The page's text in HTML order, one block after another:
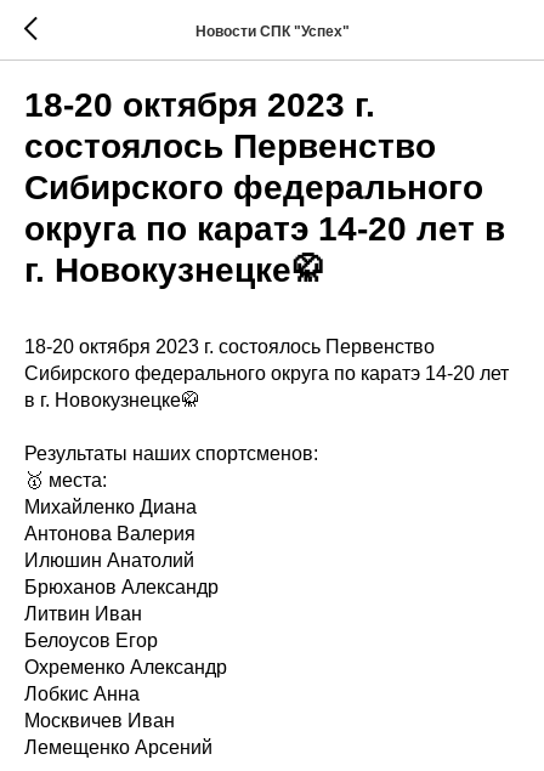
Новости СПК "Успех"
18-20 октября 2023 г.
состоялось Первенство
Сибирского федерального
округа по каратэ 14-20 лет в
г. Новокузнецке🥋
18-20 октября 2023 г. состоялось Первенство
Сибирского федерального округа по каратэ 14-20 лет
в г. Новокузнецке🥋
Результаты наших спортсменов:
🥇 места:
Михайленко Диана
Антонова Валерия
Илюшин Анатолий
Брюханов Александр
Литвин Иван
Белоусов Егор
Охременко Александр
Лобкис Анна
Москвичев Иван
Лемещенко Арсений